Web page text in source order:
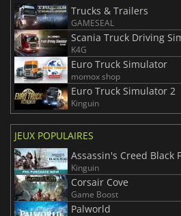
Trucks & Trailers
GAMESEAL
Scania Truck Driving
K4G
Euro Truck Simulator
momox shop
Euro Truck Simulator 2
Kinguin
JEUX POPULAIRES
Assassin's Creed Black
Kinguin
Corsair Cove
Game Boost
Palworld